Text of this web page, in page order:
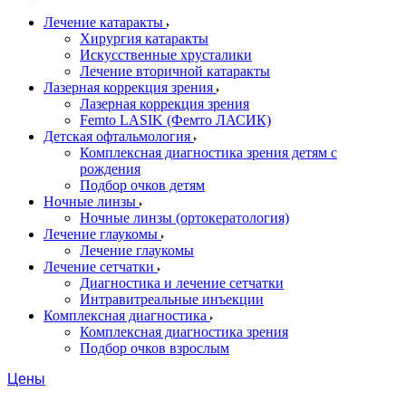
Лечение катаракты
Хирургия катаракты
Искусственные хрусталики
Лечение вторичной катаракты
Лазерная коррекция зрения
Лазерная коррекция зрения
Femto LASIK (Фемто ЛАСИК)
Детская офтальмология
Комплексная диагностика зрения детям c
рождения
Подбор очков детям
Ночные линзы
Ночные линзы (ортокератология)
Лечение глаукомы
Лечение глаукомы
Лечение сетчатки
Диагностика и лечение сетчатки
Интравитреальные инъекции
Комплексная диагностика
Комплексная диагностика зрения
Подбор очков взрослым
Цены